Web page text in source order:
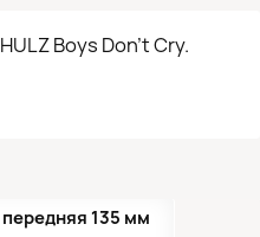
Boys Don’t Cry.
135 мм